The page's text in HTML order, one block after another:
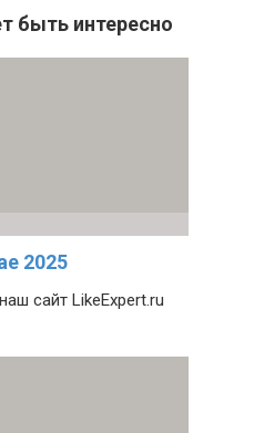
быть интересно
2025
сайт LikeExpert.ru